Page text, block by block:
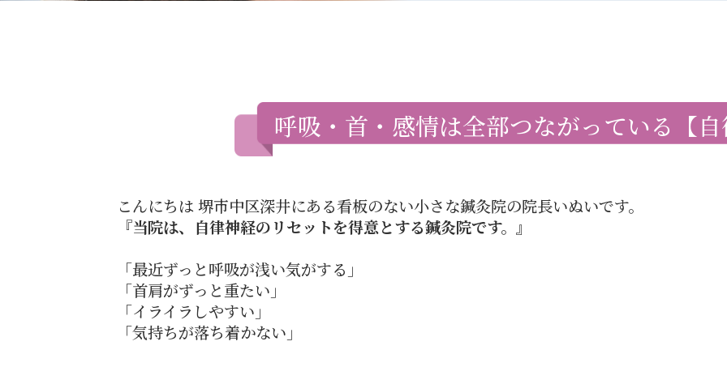
呼吸・首・感情は全部つながっている【
こんにちは 堺市中区深井にある看板のない小さな鍼灸院の院長いぬいです。
『当院は、自律神経のリセットを得意とする鍼灸院です。』
「最近ずっと呼吸が浅い気がする」
「首肩がずっと重たい」
「イライラしやすい」
「気持ちが落ち着かない」